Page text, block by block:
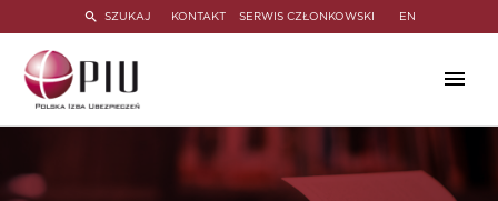
SZUKAJ KONTAKT SERWIS CZŁONKOWSKI EN